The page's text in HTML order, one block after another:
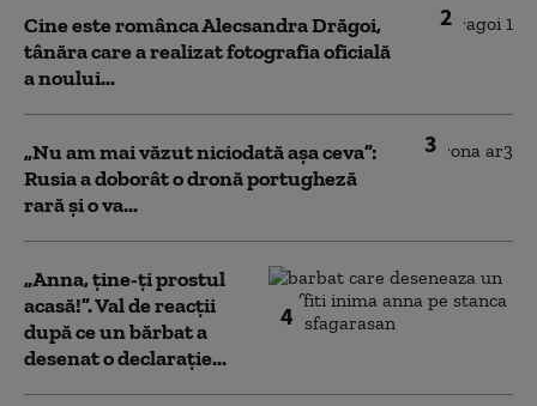
2
Cine este românca Alecsandra Drăgoi,
tânăra care a realizat fotografia oficială
a noului...
3
„Nu am mai văzut niciodată așa ceva”:
Rusia a doborât o dronă portugheză
rară și o va...
4
„Anna, ţine-ţi prostul
acasă!”. Val de reacții
după ce un bărbat a
desenat o declarație...